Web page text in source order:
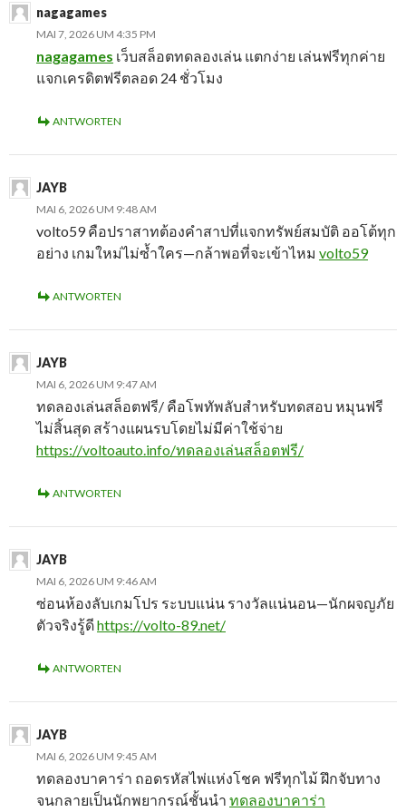
nagagames
MAI 7, 2026 UM 4:35 PM
nagagames เว็บสล็อตทดลองเล่น แตกง่าย เล่นฟรีทุกค่าย
แจกเครดิตฟรีตลอด 24 ชั่วโมง
ANTWORTEN
JAYB
MAI 6, 2026 UM 9:48 AM
volto59 คือปราสาทต้องคำสาปที่แจกทรัพย์สมบัติ ออโต้ทุก
อย่าง เกมใหม่ไม่ซ้ำใคร—กล้าพอที่จะเข้าไหม volto59
ANTWORTEN
JAYB
MAI 6, 2026 UM 9:47 AM
ทดลองเล่นสล็อตฟรี/ คือโพทัพลับสำหรับทดสอบ หมุนฟรี
ไม่สิ้นสุด สร้างแผนรบโดยไม่มีค่าใช้จ่าย
https://voltoauto.info/ทดลองเล่นสล็อตฟรี/
ANTWORTEN
JAYB
MAI 6, 2026 UM 9:46 AM
ซ่อนห้องลับเกมโปร ระบบแน่น รางวัลแน่นอน—นักผจญภัย
ตัวจริงรู้ดีhttps://volto-89.net/
ANTWORTEN
JAYB
MAI 6, 2026 UM 9:45 AM
ทดลองบาคาร่า ถอดรหัสไพ่แห่งโชค ฟรีทุกไม้ ฝึกจับทาง
จนกลายเป็นนักพยากรณ์ชั้นนำ ทดลองบาคาร่า